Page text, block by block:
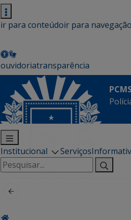
ir para conteúdoir para navegação
ouvidoriatransparência
Institucional Serviços
Pesquisar
por: